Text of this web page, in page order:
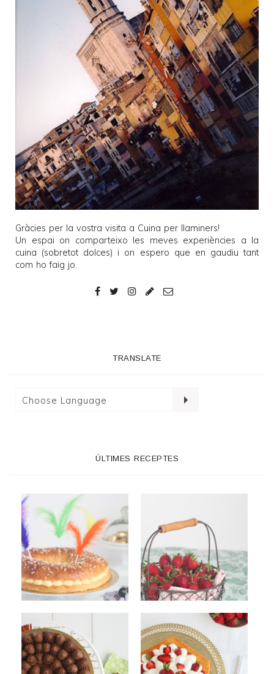
Gràcies per la vostra visita a Cuina per llaminers!
Un espai on comparteixo les meves experiències a la
cuina (sobretot dolces) i on espero que en gaudiu tant
com ho faig jo.
TRANSLATE
ÚLTIMES RECEPTES